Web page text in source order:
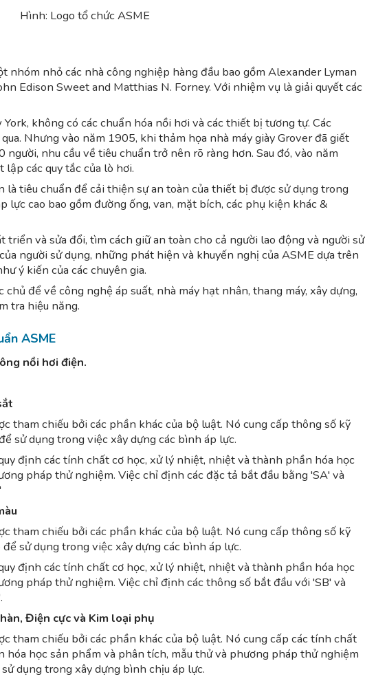
Hình: Logo tổ chức ASME
nhóm nhỏ các nhà công nghiệp hàng đầu bao gồm Alexander Lyman
Edison Sweet and Matthias N. Forney. Với nhiệm vụ là giải quyết các
không có các chuẩn hóa nồi hơi và các thiết bị tương tự. Các
Nhưng vào năm 1905, khi thảm họa nhà máy giày Grover đã giết
nhu cầu về tiêu chuẩn trở nên rõ ràng hơn. Sau đó, vào năm
các quy tắc của lò hơi.
là tiêu chuẩn để cải thiện sự an toàn của thiết bị được sử dụng trong
lực cao bao gồm đường ống, van, mặt bích, các phụ kiện khác &
và sửa đổi, tìm cách giữ an toàn cho cả người lao động và người sử
người sử dụng, những phát hiện và khuyến nghị của ASME dựa trên
ý kiến ​​của các chuyên gia.
để về công nghệ áp suất, nhà máy hạt nhân, thang máy, xây dựng,
tra hiệu năng.
ASME
nồi hơi điện.
tham chiếu bởi các phần khác của bộ luật. Nó cung cấp thông số kỹ
sử dụng trong việc xây dựng các bình áp lực.
định các tính chất cơ học, xử lý nhiệt, nhiệt và thành phần hóa học
pháp thử nghiệm. Việc chỉ định các đặc tả bắt đầu bằng 'SA' và
tham chiếu bởi các phần khác của bộ luật. Nó cung cấp thông số kỹ
sử dụng trong việc xây dựng các bình áp lực.
định các tính chất cơ học, xử lý nhiệt, nhiệt và thành phần hóa học
pháp thử nghiệm. Việc chỉ định các thông số bắt đầu với 'SB' và
Điện cực và Kim loại phụ
tham chiếu bởi các phần khác của bộ luật. Nó cung cấp các tính chất
học sản phẩm và phân tích, mẫu thử và phương pháp thử nghiệm
dụng trong xây dựng bình chịu áp lực.